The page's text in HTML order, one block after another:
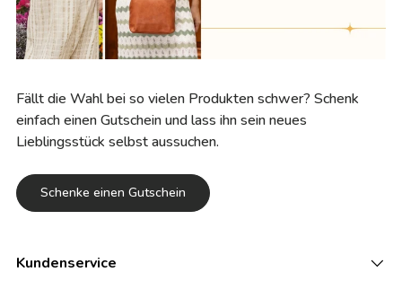
Fällt die Wahl bei so vielen Produkten schwer? Schenk
einfach einen Gutschein und lass ihn sein neues
Lieblingsstück selbst aussuchen.
Schenke einen Gutschein
Kundenservice